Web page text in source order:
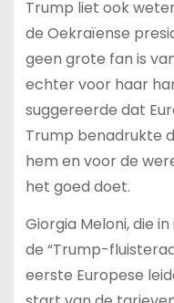
Trump liet ook
de Oekraïense
geen grote fan is
echter voor haar
suggereerde dat
Trump benadrukte
hem en voor de
het goed doet.
Giorgia Meloni, die
de “Trump-
eerste Europese